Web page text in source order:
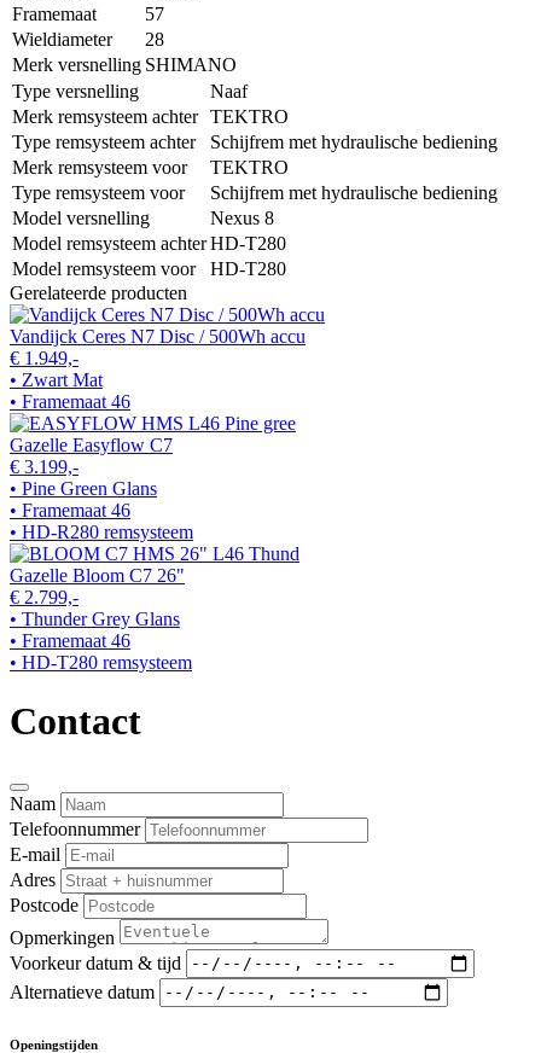
Framemaat
57
Wieldiameter
28
Merk versnelling SHIMANO
Type versnelling
Naaf
Merk remsysteem achter TEKTRO
Type remsysteem achter
Schijfrem met hydraulische bediening
Merk remsysteem voor
TEKTRO
Type remsysteem voor
Schijfrem met hydraulische bediening
Model versnelling
Nexus 8
Model remsysteem achterHD-T280
Model remsysteem voor
HD-T280
Gerelateerde producten
Vandijck Ceres N7 Disc / 500Wh accu
€ 1.949,-
• Zwart Mat
• Framemaat 46
Gazelle Easyflow C7
€ 3.199,-
• Pine Green Glans
• Framemaat 46
• HD-R280 remsysteem
Gazelle Bloom C7 26"
€ 2.799,-
• Thunder Grey Glans
• Framemaat 46
• HD-T280 remsysteem
Contact
Naam
Telefoonnummer
E-mail
Adres
Postcode
Opmerkingen
Voorkeur datum & tijd
Alternatieve datum
Openingstijden